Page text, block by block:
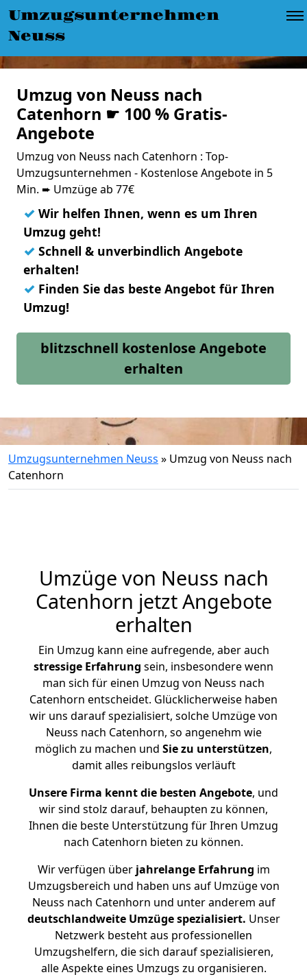
Umzugsunternehmen
Neuss
Umzug von Neuss nach
Catenhorn ☛ 100 % Gratis-
Angebote
Umzug von Neuss nach Catenhorn : Top-
Umzugsunternehmen - Kostenlose Angebote in 5
Min. ➨ Umzüge ab 77€
✓ Wir helfen Ihnen, wenn es um Ihren
Umzug geht!
✓ Schnell & unverbindlich Angebote
erhalten!
✓ Finden Sie das beste Angebot für Ihren
Umzug!
blitzschnell kostenlose Angebote
erhalten
Umzugsunternehmen Neuss » Umzug von Neuss nach
Catenhorn
Umzüge von Neuss nach
Catenhorn jetzt Angebote
erhalten
Ein Umzug kann eine aufregende, aber auch
stressige Erfahrung sein, insbesondere wenn
man sich für einen Umzug von Neuss nach
Catenhorn entscheidet. Glücklicherweise haben
wir uns darauf spezialisiert, solche Umzüge von
Neuss nach Catenhorn, so angenehm wie
möglich zu machen und Sie zu unterstützen,
damit alles reibungslos verläuft
Unsere Firma kennt die besten Angebote, und
wir sind stolz darauf, behaupten zu können,
Ihnen die beste Unterstützung für Ihren Umzug
nach Catenhorn bieten zu können.
Wir verfügen überjahrelange Erfahrung im
Umzugsbereich und haben uns auf Umzüge von
Neuss nach Catenhorn und unter anderem auf
deutschlandweite Umzüge spezialisiert. Unser
Netzwerk besteht aus professionellen
Umzugshelfern, die sich darauf spezialisieren,
alle Aspekte eines Umzugs zu organisieren.